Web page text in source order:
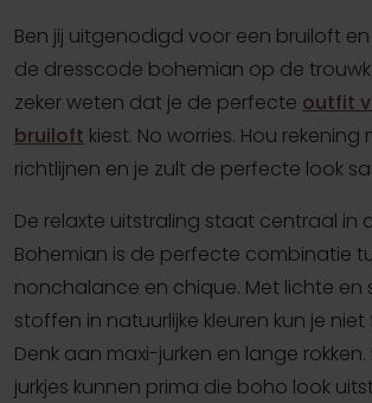
Ben jij uitgenodigd voor een bruiloft
de dresscode bohemian op de
zeker weten dat je de perfecte outfit
bruiloft kiest. No worries. Hou rekening
richtlijnen en je zult de perfecte look
De relaxte uitstraling staat centraal in
Bohemian is de perfecte combinatie
nonchalance en chique. Met lichte en
stoffen in natuurlijke kleuren kun je
Denk aan maxi-jurken en lange
jurkjes kunnen prima die boho look